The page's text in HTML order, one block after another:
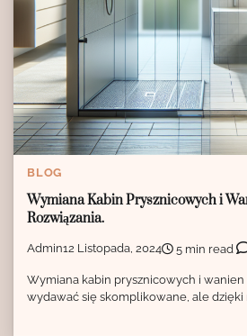
BLOG
Wymiana Kabin Prysznicowych i
Rozwiązania.
Admin12 Listopada, 2024 5 min read
Wymiana kabin prysznicowych i
wydawać się skomplikowane, ale dzięki